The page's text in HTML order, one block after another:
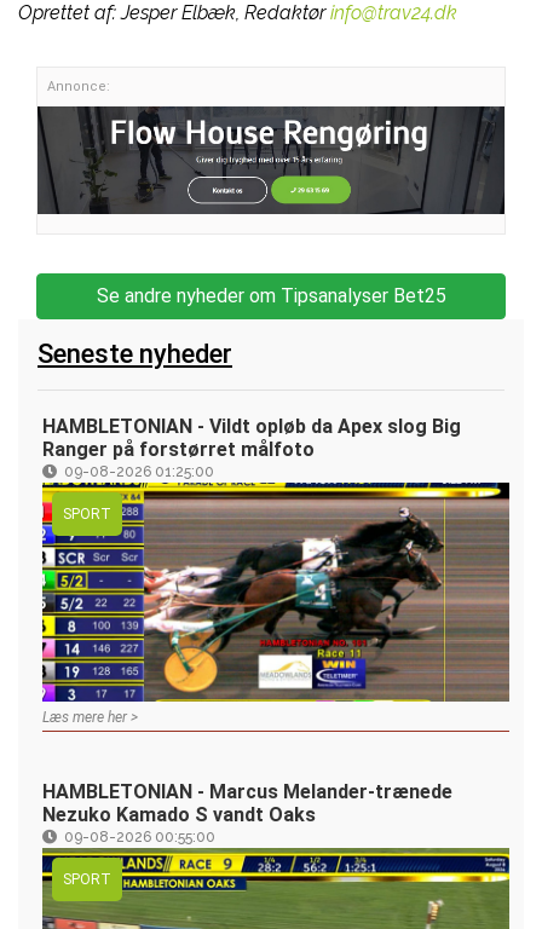
Oprettet af:Jesper Elbæk, Redaktør info@trav24.dk
Annonce:
Se andre nyheder om Tipsanalyser Bet25
Seneste nyheder
HAMBLETONIAN - Vildt opløb da Apex slog Big
Ranger på forstørret målfoto
09-08-2026 01:25:00
SPORT
Læs mere her >
HAMBLETONIAN - Marcus Melander-trænede
Nezuko Kamado S vandt Oaks
09-08-2026 00:55:00
SPORT